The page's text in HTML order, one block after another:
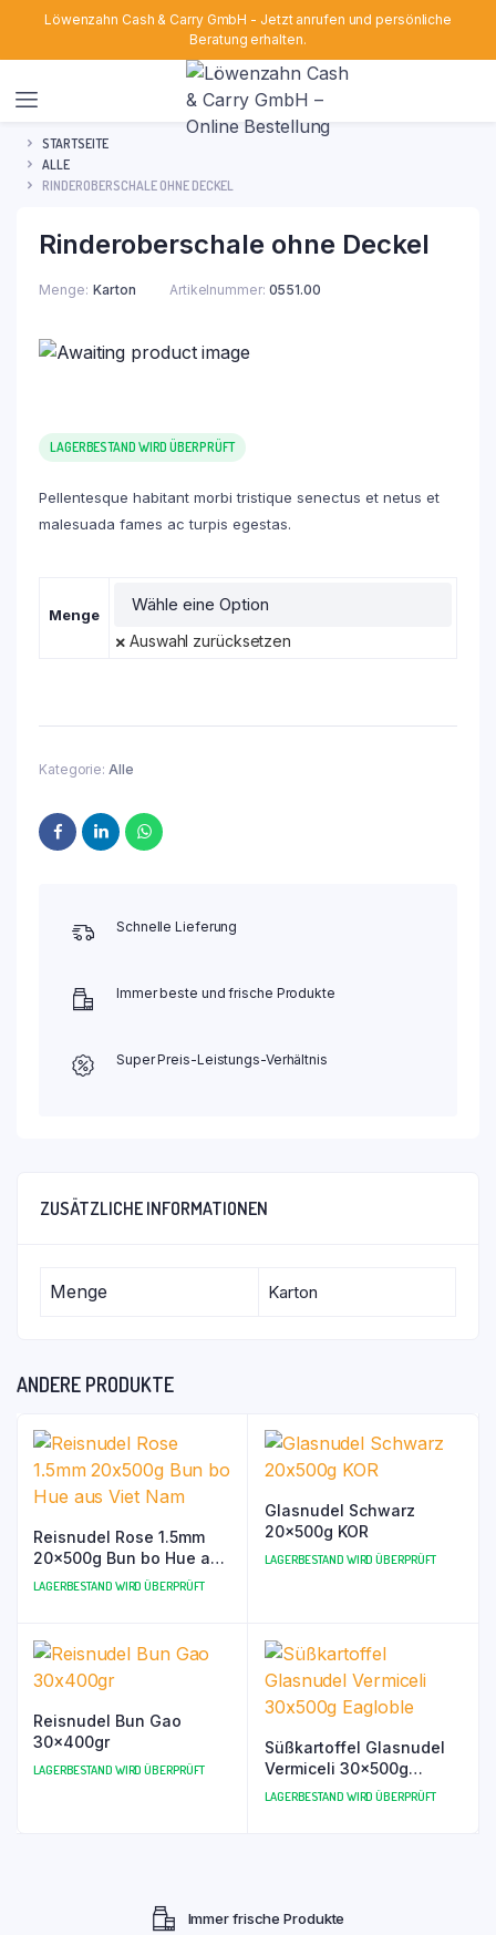
Löwenzahn Cash & Carry GmbH - Jetzt anrufen und persönliche
Beratung erhalten.
STARTSEITE
ALLE
RINDEROBERSCHALE OHNE DECKEL
Rinderoberschale ohne Deckel
Menge Karton Artikelnummer: 0551.00
LAGERBESTAND WIRD ÜBERPRÜFT
Pellentesque habitant morbi tristique senectus et netus et
malesuada fames ac turpis egestas.
Menge
Auswahl zurücksetzen
Kategorie: Alle
Schnelle Lieferung
Immer beste und frische Produkte
Super Preis-Leistungs-Verhältnis
ZUSÄTZLICHE INFORMATIONEN
Menge Karton
ANDERE PRODUKTE
Reisnudel Rose 1.5mm
20x500g Bun bo Hue aus
Viet Nam
LAGERBESTAND WIRD ÜBERPRÜFT
Glasnudel Schwarz
20x500g KOR
LAGERBESTAND WIRD ÜBERPRÜFT
Reisnudel Bun Gao
30x400gr
LAGERBESTAND WIRD ÜBERPRÜFT
Süßkartoffel Glasnudel
Vermiceli 30x500g
Eagloble
LAGERBESTAND WIRD ÜBERPRÜFT
Immer frische Produkte